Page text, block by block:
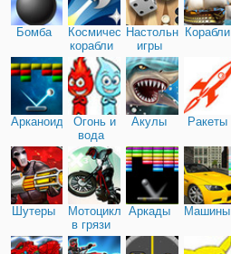
Бомба
Космические
корабли
Настольные
игры
Корабли
Арканоид
Огонь и
вода
Акулы Ракеты
Шутеры
Мотоциклы
в грязи
Аркады Машины